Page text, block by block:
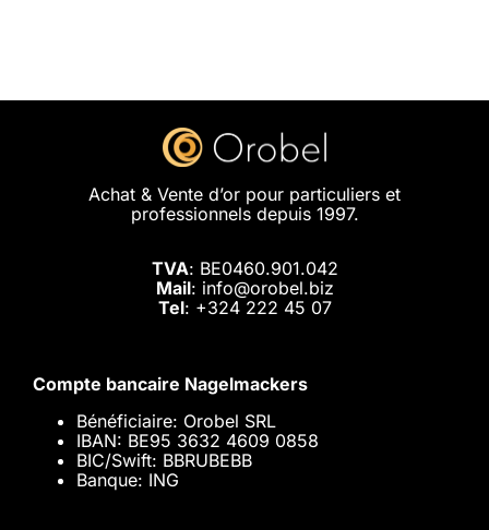
Achat & Vente d’or pour particuliers et
professionnels depuis 1997.
TVA: BE0460.901.042
Mail: info@orobel.biz
Tel: +324 222 45 07
Compte bancaire Nagelmackers
Bénéficiaire: Orobel SRL
IBAN: BE95 3632 4609 0858
BIC/Swift: BBRUBEBB
Banque: ING